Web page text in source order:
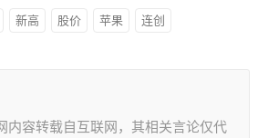
新高 股价 苹果 连创
内容转载自互联网，其相关言论仅代